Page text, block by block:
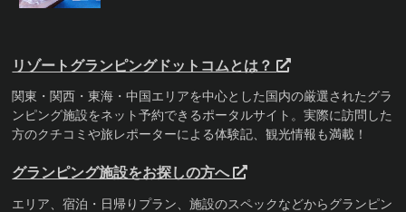
リゾートグランピングドットコムとは？
関東・関西・東海・中国エリアを中心とした国内の厳選されたグラ
ンピング施設をネット予約できるポータルサイト。実際に訪問した
方のクチコミや旅レポーターによる体験記、観光情報も満載！
グランピング施設をお探しの方へ
エリア、宿泊・日帰りプラン、施設のスペックなどからグランピン